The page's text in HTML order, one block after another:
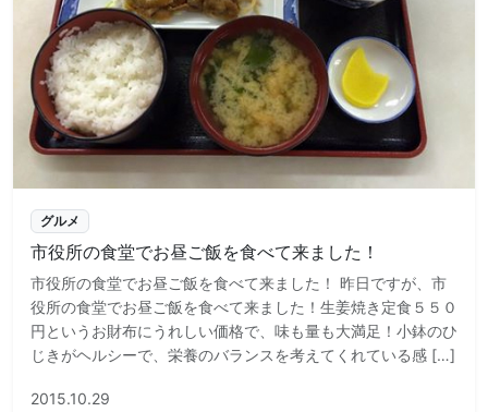
グルメ
市役所の食堂でお昼ご飯を食べて来ました！
市役所の食堂でお昼ご飯を食べて来ました！ 昨日ですが、市
役所の食堂でお昼ご飯を食べて来ました！生姜焼き定食５５０
円というお財布にうれしい価格で、味も量も大満足！小鉢のひ
じきがヘルシーで、栄養のバランスを考えてくれている感 […]
2015.10.29